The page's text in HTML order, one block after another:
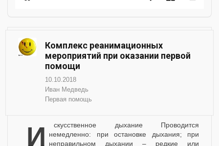
Комплекс реанимационных
мероприятий при оказании первой
помощи
10.10.2018
Иван Медведь
Первая помощь
Искусственное дыхание Проводится
немедленно: при остановке дыхания; при
неправильном дыхании – редкие или